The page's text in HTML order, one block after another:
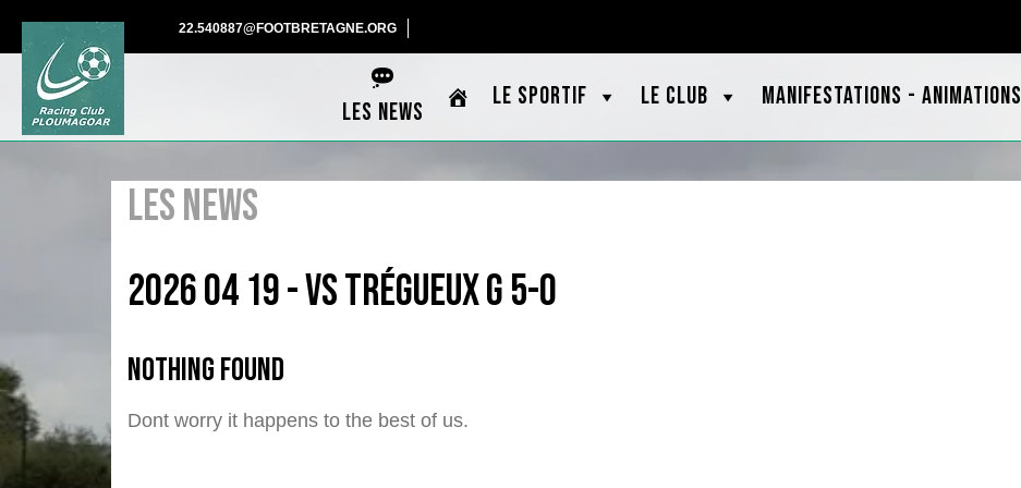
content
22.540887@FOOTBRETAGNE.ORG22.540887@FOOTBRETAGNE.ORG
LES NEWS
LE SPORTIF LE CLUB MANIFESTATIONS - ANIMATIONS
LES NEWS
2026 04 19 - vs trégueux g 5-0
Nothing Found
Dont worry it happens to the best of us.